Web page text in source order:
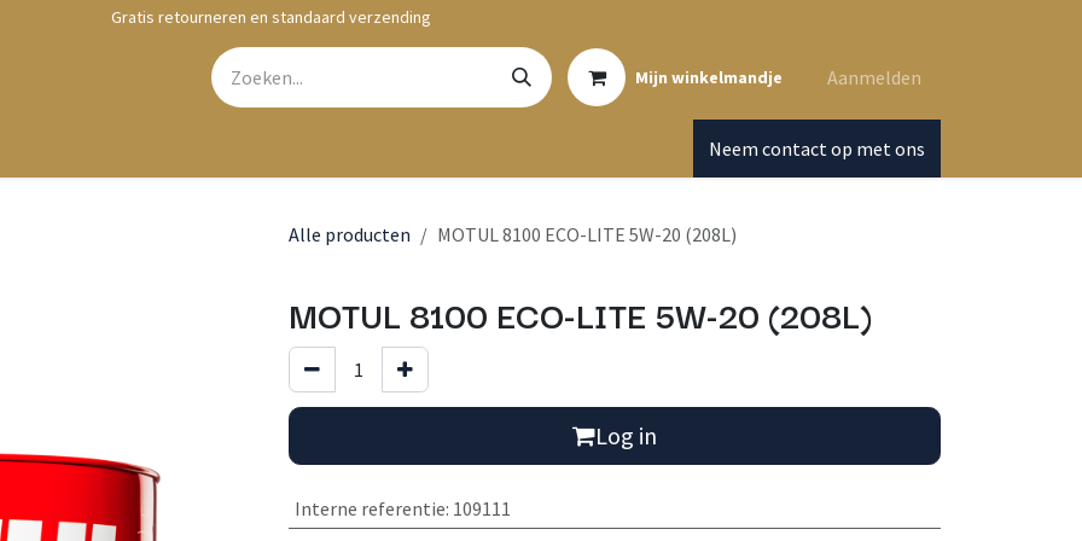
Gratis retourneren en standaard verzending
Mijn winkelmandje Aanmelden
Neem contact op met ons
Alle producten MOTUL 8100 ECO-LITE 5W-20 (208L)
MOTUL 8100 ECO-LITE 5W-20 (208L)
Log in
Interne referentie: 109111